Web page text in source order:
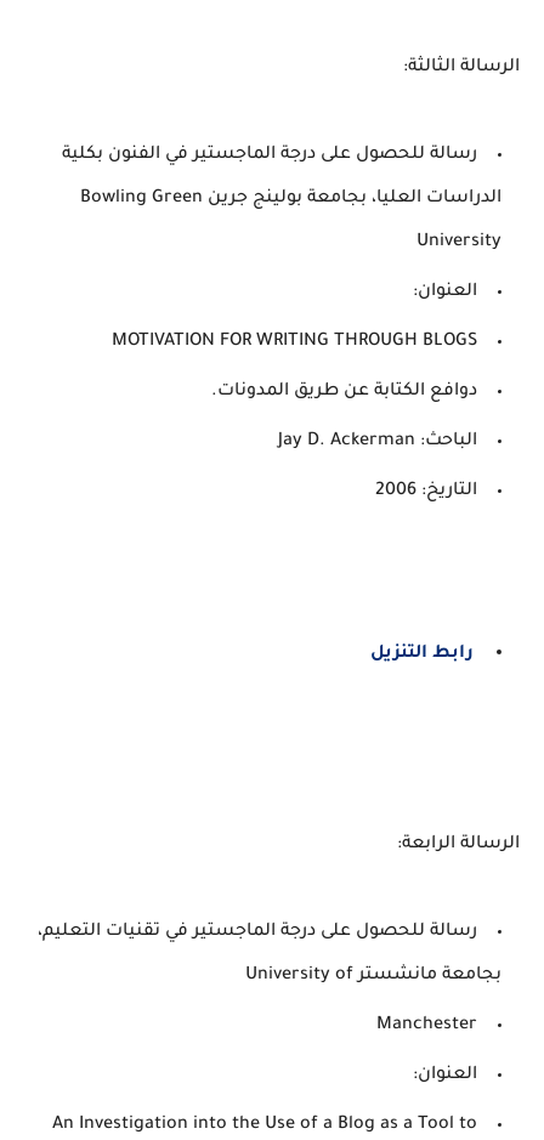
الرسالة الثالثة:
رسالة للحصول على درجة الماجستير في الفنون بكلية
الدراسات العليا، بجامعة بولينج جرين Bowling Green
University
العنوان:
MOTIVATION FOR WRITING THROUGH BLOGS
دوافع الكتابة عن طريق المدونات.
الباحث: Jay D. Ackerman
التاريخ: 2006
رابط التنزيل
الرسالة الرابعة:
رسالة للحصول على درجة الماجستير في تقنيات التعليم،
بجامعة مانشستر University of
Manchester
العنوان:
An Investigation into the Use of a Blog as a Tool to